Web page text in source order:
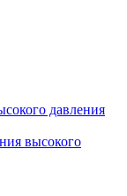
давления
высокого